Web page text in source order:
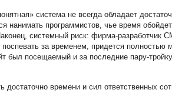
система не всегда обладает
нанимать программистов, чье время
системный риск: фирма-разработчик
поспевать за временем, придется полностью
был посещаемый и за последние пару-
достаточно времени и сил ответственных